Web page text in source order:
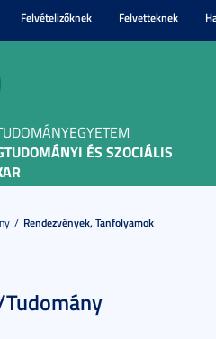
Felvételizőknek Felvetteknek
ÉS SZOCIÁLIS
Rendezvények, Tanfolyamok